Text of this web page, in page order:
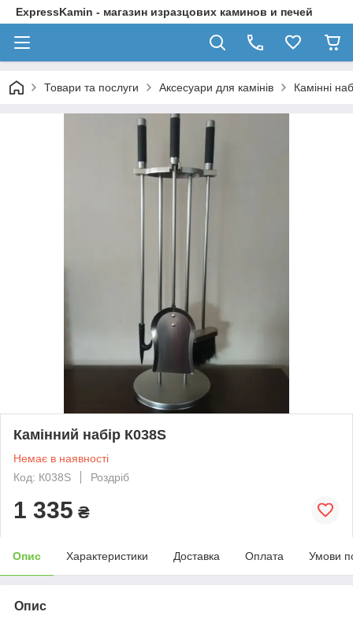
ExpressKamin - магазин изразцових каминов и печей
Товари та послуги Аксесуари для камінів Камінні
Камінний набір К038Ѕ
Немає в наявності
Код: К038Ѕ
Роздріб
1 335 ₴
Опис Характеристики Доставка Оплата Умови
Опис